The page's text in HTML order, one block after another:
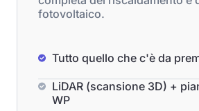
fotovoltaico.
Tutto quello che c'è da
LiDAR (scansione 3D) +
WP